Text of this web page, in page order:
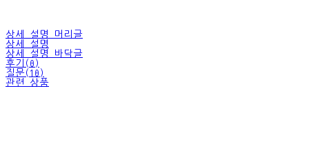
상세 설명 머리글
상세 설명
상세 설명 바닥글
후기(0)
질문(10)
관련 상품